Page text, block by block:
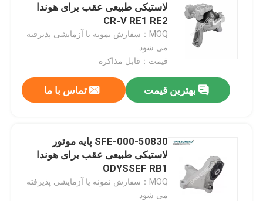
لاستیکی طبیعی عقب برای هوندا
CR-V RE1 RE2
MOQ：سفارش نمونه یا آزمایشی پذیرفته
می شود
قیمت：قابل مذاکره
بهترین قیمت تماس با ما
50830-SFE-000 پایه موتور
لاستیکی طبیعی عقب برای هوندا
ODYSSEF RB1
MOQ：سفارش نمونه یا آزمایشی پذیرفته
می شود